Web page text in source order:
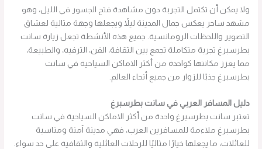
ولا يمكن أن تكتمل التجربة دون مشاهدة فتح الجسور في الليل، وهو
مشهد ساحر يعكس جمال المدينة ليلاً ويجعلها وجهة مثالية لعشاق
التصوير واللحظات الرومانسية. جميع هذه الأنشطة تجعل زيارة سانت
بطرسبرغ تجربة متكاملة تجمع بين الثقافة، الفن، الترفيه، والطبيعة،
مما يعزز مكانتها كواحدة من أكثر الاماكن السياحية في سانت
بطرسبرغ جذبًا للزوار من جميع أنحاء العالم.
دليل المسافر العربي في سانت بطرسبرغ
تعتبر سانت بطرسبرغ واحدة من أكثر الاماكن السياحية في سانت
بطرسبرغ ملاءمة للمسافرين العرب، فهي مدينة آمنة ومناسبة
للعائلات، ما يجعلها خيارًا مثاليًا للرحلات العائلية والثقافية على حد سواء.